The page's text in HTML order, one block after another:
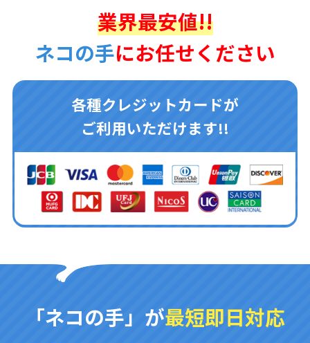
業界最安値!!
ネコの手にお任せください
各種クレジットカードが
ご利用いただけます!!
「ネコの手」が最短即日対応